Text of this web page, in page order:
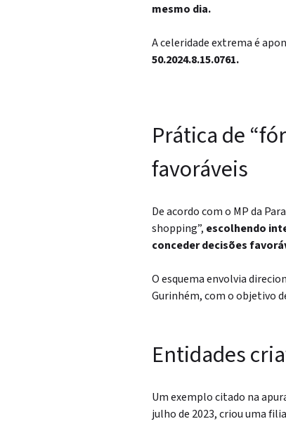
mesmo dia.
A celeridade extrema é
50.2024.8.15.0761.
Prática de
favoráveis
De acordo com o MP da
shopping”, escolhendo
conceder decisões
O esquema envolvia
Gurinhém, com o objetivo
Entidades
Um exemplo citado na
julho de 2023, criou uma